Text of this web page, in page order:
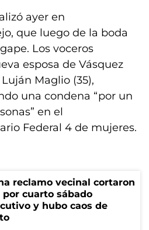
ayer en
que luego de la boda
Los voceros
esposa de Vásquez
Maglio (35),
una condena “por un
en el
Federal 4 de mujeres.
reclamo vecinal cortaron
por cuarto sábado
y hubo caos de